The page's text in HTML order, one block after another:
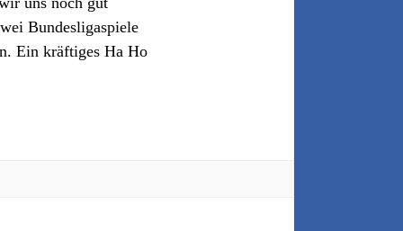
Bundesligaspiele
Ein kräftiges Ha Ho